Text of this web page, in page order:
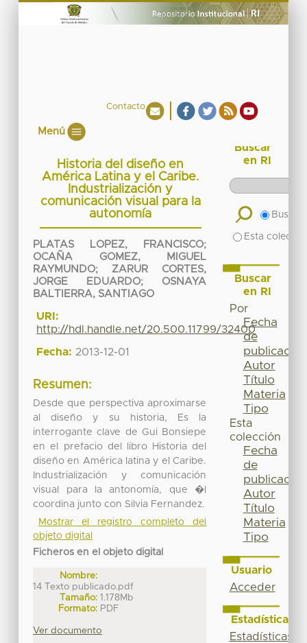
Contacto
Menú
Historia del diseño en
América Latina y el Caribe.
Industrialización y
comunicación visual para la
autonomía
PLATAS LOPEZ, FRANCISCO;
OCAÑA GOMEZ, MIGUEL
RAYMUNDO; ZARUR CORTES,
JORGE EDUARDO; OSNAYA
BALTIERRA, SANTIAGO
URI:
http://hdl.handle.net/20.500.11799/32400
Fecha: 2013-12-01
Resumen:
Desde que perspectiva aproximarse
al diseño y su historia, Es la
interrogante clave de Gui Bonsiepe
en el prefacio del libro Historia del
diseño en América latina y el Caribe.
Industrialización y comunicación
visual para la antonomía, que �l
coordina junto con Silvia Fernandez.
Mostrar el registro completo del
objeto digital
Ficheros en el objeto digital
Nombre:
14 Texto publicado.pdf
Tamaño: 1.178Mb
Formato: PDF
Ver documento
Buscar
en RI
Buscar
Esta
Buscar
en RI
Por
Fecha
de
publicación
Autor
Título
Materia
Tipo
Esta
colección
Fecha
de
publicación
Autor
Título
Materia
Tipo
Usuario
Acceder
Estadísticas
Estadísticas